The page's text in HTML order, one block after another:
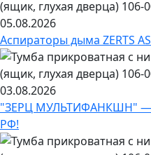
05.08.2026
Аспираторы дыма ZERTS
03.08.2026
"ЗЕРЦ МУЛЬТИФАНКШН" —
РФ!